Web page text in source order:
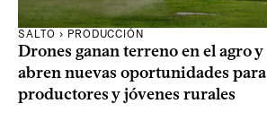
SALTO › PRODUCCIÓN
Drones ganan terreno en el agro y
abren nuevas oportunidades para
productores y jóvenes rurales